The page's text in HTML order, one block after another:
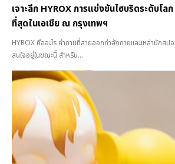
เจาะลึก HYROX การแข่งขันไฮบริดระดับโ
ที่สุดในเอเชีย ณ กรุงเทพฯ
HYROX คืออะไร คำถามที่สายออกกำลังกายและเหล่านักสป
สนใจอยู่ในขณะนี้ สำหรับ...